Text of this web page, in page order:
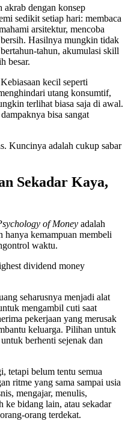
akrab dengan konsep
sedikit setiap hari: membaca
arsitektur, mencoba
Hasilnya mungkin tidak
tahun, akumulasi skill
besar.
kecil seperti
utang konsumtif,
terlihat biasa saja di awal.
bisa sangat
Kuncinya adalah cukup sabar
Sekadar Kaya,
of Money adalah
hanya kemampuan membeli
waktu.
dividend money
seharusnya menjadi alat
mengambil cuti saat
pekerjaan yang merusak
keluarga. Pilihan untuk
berhenti sejenak dan
tetapi belum tentu semua
ritme yang sama sampai usia
mengajar, menulis,
ke bidang lain, atau sekadar
orang terdekat.